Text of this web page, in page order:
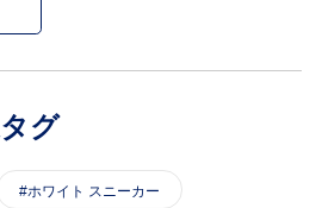
グ
ホワイト スニーカー